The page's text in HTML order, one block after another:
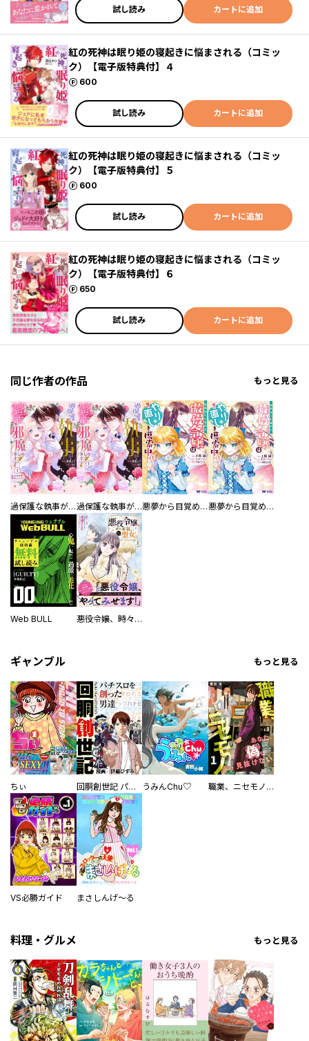
試し読み カートに追加
紅の死神は眠り姫の寝起きに悩まされる（コミッ
ク）【電子版特典付】４
600
ポイント
試し読み カートに追加
紅の死神は眠り姫の寝起きに悩まされる（コミッ
ク）【電子版特典付】５
600
ポイント
試し読み カートに追加
紅の死神は眠り姫の寝起きに悩まされる（コミッ
ク）【電子版特典付】６
650
ポイント
試し読み カートに追加
同じ作者の作品 もっと見る
過保護な執事が私の婚活を邪魔してきます！ 分冊版 過保護な執事が私の婚活を邪魔してきます！ 悪夢から目覚めた傲慢令嬢はやり直しを模索中（コミック） 悪夢から目覚めた傲慢令嬢はやり直しを模索中（コミック） 分冊版
Web BULL 悪役令嬢、時々本気、のち聖女。（コミック）【電子版特典付】
ギャンブル もっと見る
ちぃ 回胴創世記 パチスロを創った男達 うみんChu♡ 職業、ニセモノ～あなたに偽は見抜けない【電子単行本版】
VS必勝ガイド まさしんげ～る
料理・グルメ もっと見る